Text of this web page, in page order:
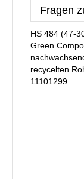
Fragen
HS 484 (47-
Green
recycelten
11101299